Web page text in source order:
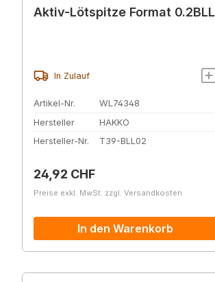
Aktiv-Lötspitze Format 0.2BLL
In Zulauf
Artikel-Nr.
WL74348
Hersteller
HAKKO
Hersteller-Nr.
T39-BLL02
Regulärer Preis:
24,92 CHF
Preise exkl. MwSt. zzgl. Versandkosten
In den Warenkorb